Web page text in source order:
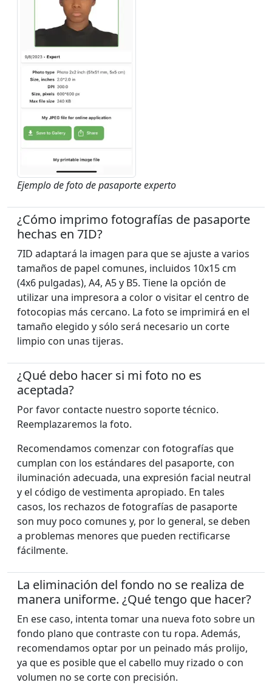
Ejemplo de foto de pasaporte experto
¿Cómo imprimo fotografías de pasaporte
hechas en 7ID?
7ID adaptará la imagen para que se ajuste a varios
tamaños de papel comunes, incluidos 10x15 cm
(4x6 pulgadas), A4, A5 y B5. Tiene la opción de
utilizar una impresora a color o visitar el centro de
fotocopias más cercano. La foto se imprimirá en el
tamaño elegido y sólo será necesario un corte
limpio con unas tijeras.
¿Qué debo hacer si mi foto no es
aceptada?
Por favor contacte nuestro soporte técnico.
Reemplazaremos la foto.
Recomendamos comenzar con fotografías que
cumplan con los estándares del pasaporte, con
iluminación adecuada, una expresión facial neutral
y el código de vestimenta apropiado. En tales
casos, los rechazos de fotografías de pasaporte
son muy poco comunes y, por lo general, se deben
a problemas menores que pueden rectificarse
fácilmente.
La eliminación del fondo no se realiza de
manera uniforme. ¿Qué tengo que hacer?
En ese caso, intenta tomar una nueva foto sobre un
fondo plano que contraste con tu ropa. Además,
recomendamos optar por un peinado más prolijo,
ya que es posible que el cabello muy rizado o con
volumen no se corte con precisión.